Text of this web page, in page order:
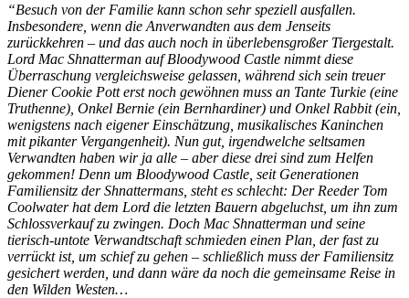
“Besuch von der Familie kann schon sehr speziell ausfallen.
Insbesondere, wenn die Anverwandten aus dem Jenseits
zurückkehren – und das auch noch in überlebensgroßer Tiergestalt.
Lord Mac Shnatterman auf Bloodywood Castle nimmt diese
Überraschung vergleichsweise gelassen, während sich sein treuer
Diener Cookie Pott erst noch gewöhnen muss an Tante Turkie (eine
Truthenne), Onkel Bernie (ein Bernhardiner) und Onkel Rabbit (ein,
wenigstens nach eigener Einschätzung, musikalisches Kaninchen
mit pikanter Vergangenheit). Nun gut, irgendwelche seltsamen
Verwandten haben wir ja alle – aber diese drei sind zum Helfen
gekommen! Denn um Bloodywood Castle, seit Generationen
Familiensitz der Shnattermans, steht es schlecht: Der Reeder Tom
Coolwater hat dem Lord die letzten Bauern abgeluchst, um ihn zum
Schlossverkauf zu zwingen. Doch Mac Shnatterman und seine
tierisch-untote Verwandtschaft schmieden einen Plan, der fast zu
verrückt ist, um schief zu gehen – schließlich muss der Familiensitz
gesichert werden, und dann wäre da noch die gemeinsame Reise in
den Wilden Westen…